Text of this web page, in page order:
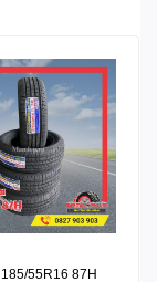
55R16 87H